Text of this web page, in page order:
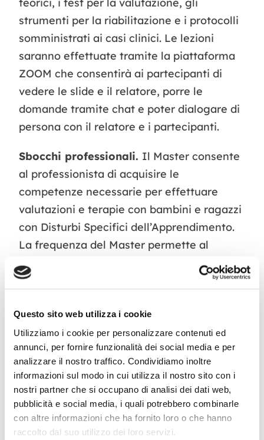
Questo sito web utilizza i cookie
Utilizziamo i cookie per personalizzare contenuti ed
annunci, per fornire funzionalità dei social media e per
analizzare il nostro traffico. Condividiamo inoltre
informazioni sul modo in cui utilizza il nostro sito con i
nostri partner che si occupano di analisi dei dati web,
pubblicità e social media, i quali potrebbero combinarle
con altre informazioni che ha fornito loro o che hanno
raccolto dal suo utilizzo dei loro servizi.
strumenti per la riabilitazione e i protocolli
somministrati ai casi clinici. Le lezioni
saranno effettuate tramite la piattaforma
ZOOM che consentirà ai partecipanti di
vedere le slide e il relatore, porre le
domande tramite chat e poter dialogare di
persona con il relatore e i partecipanti.
Sbocchi professionali. Il Master consente
al professionista di acquisire le
competenze necessarie per effettuare
valutazioni e terapie con bambini e ragazzi
con Disturbi Specifici dell’Apprendimento.
La frequenza del Master permette al
professionista di raggiungere il numero di
ore di formazione richiesto da diverse
all’accordo Stato-Regioni del 25/7/2012 per
essere inseriti nell’elenco delle Equipe
Autorizzate alla prima diagnosi di DSA.
ECM.La frequenza del Master consente di
ottenere ECM previa compilazione dei
questionari di valutazione e
apprendimento. Il Master DSA consente di